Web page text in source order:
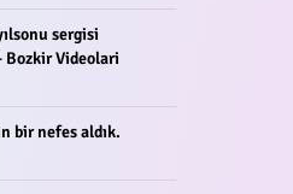
sergisi
Videolari
bir nefes aldık.